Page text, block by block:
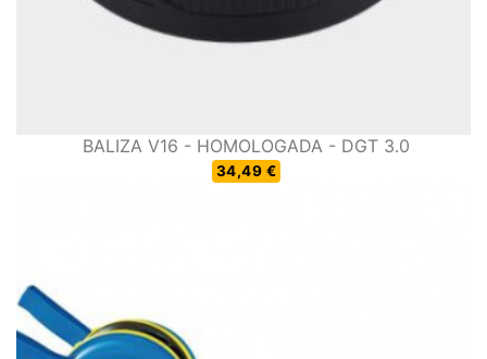
BALIZA V16 - HOMOLOGADA - DGT 3.0
34,49 €